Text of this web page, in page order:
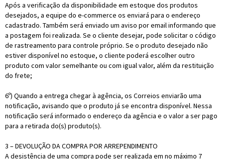
Após a verificação da disponibilidade em estoque dos produtos
desejados, a equipe do e-commerce os enviará para o endereço
cadastrado. Também será enviado um aviso por email informando que
a postagem foi realizada. Se o cliente desejar, pode solicitar o código
de rastreamento para controle próprio. Se o produto desejado não
estiver disponível no estoque, o cliente poderá escolher outro
produto com valor semelhante ou com igual valor, além da restituição
do frete;
6º) Quando a entrega chegar à agência, os Correios enviarão uma
notificação, avisando que o produto já se encontra disponível. Nessa
notificação será informado o endereço da agência e o valor a ser pago
para a retirada do(s) produto(s).
3 – DEVOLUÇÃO DA COMPRA POR ARREPENDIMENTO
A desistência de uma compra pode ser realizada em no máximo 7